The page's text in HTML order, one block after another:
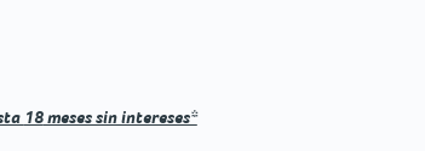
18meses sin intereses*